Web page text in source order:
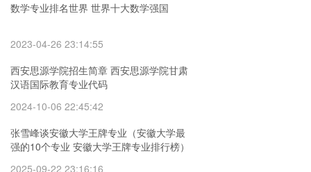
数学专业排名世界 世界十大数学强国
2023-04-26 23:14:55
西安思源学院招生简章 西安思源学院甘肃
汉语国际教育专业代码
2024-10-06 22:45:42
张雪峰谈安徽大学王牌专业（安徽大学最
强的10个专业 安徽大学王牌专业排行榜）
2025-09-22 23:16:16